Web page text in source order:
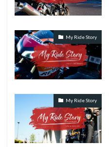
My Ride Story
My Ride Story